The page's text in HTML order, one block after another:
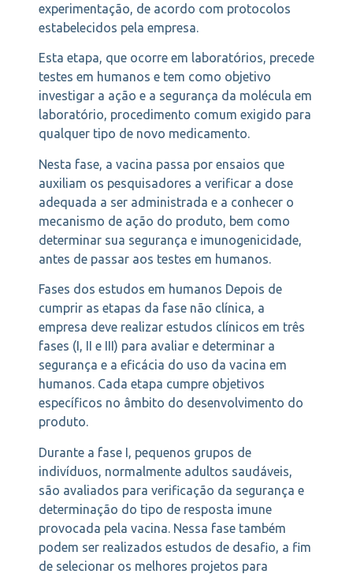
experimentação, de acordo com protocolos
estabelecidos pela empresa.
Esta etapa, que ocorre em laboratórios, precede
testes em humanos e tem como objetivo
investigar a ação e a segurança da molécula em
laboratório, procedimento comum exigido para
qualquer tipo de novo medicamento.
Nesta fase, a vacina passa por ensaios que
auxiliam os pesquisadores a verificar a dose
adequada a ser administrada e a conhecer o
mecanismo de ação do produto, bem como
determinar sua segurança e imunogenicidade,
antes de passar aos testes em humanos.
Fases dos estudos em humanos Depois de
cumprir as etapas da fase não clínica, a
empresa deve realizar estudos clínicos em três
fases (I, II e III) para avaliar e determinar a
segurança e a eficácia do uso da vacina em
humanos. Cada etapa cumpre objetivos
específicos no âmbito do desenvolvimento do
produto.
Durante a fase I, pequenos grupos de
indivíduos, normalmente adultos saudáveis,
são avaliados para verificação da segurança e
determinação do tipo de resposta imune
provocada pela vacina. Nessa fase também
podem ser realizados estudos de desafio, a fim
de selecionar os melhores projetos para